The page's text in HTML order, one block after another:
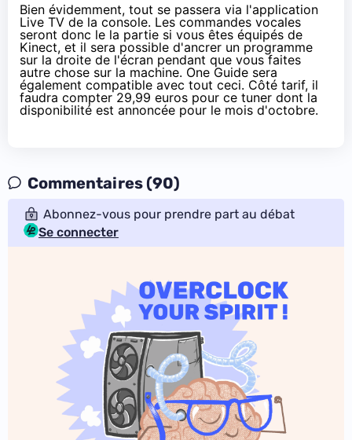
Bien évidemment, tout se passera via l'application
Live TV de la console. Les commandes vocales
seront donc le la partie si vous êtes équipés de
Kinect, et il sera possible d'ancrer un programme
sur la droite de l'écran pendant que vous faites
autre chose sur la machine. One Guide sera
également compatible avec tout ceci. Côté tarif, il
faudra compter 29,99 euros pour ce tuner dont la
disponibilité est annoncée pour le mois d'octobre.
Commentaires (90)
Abonnez-vous pour prendre part au débat
Se connecter